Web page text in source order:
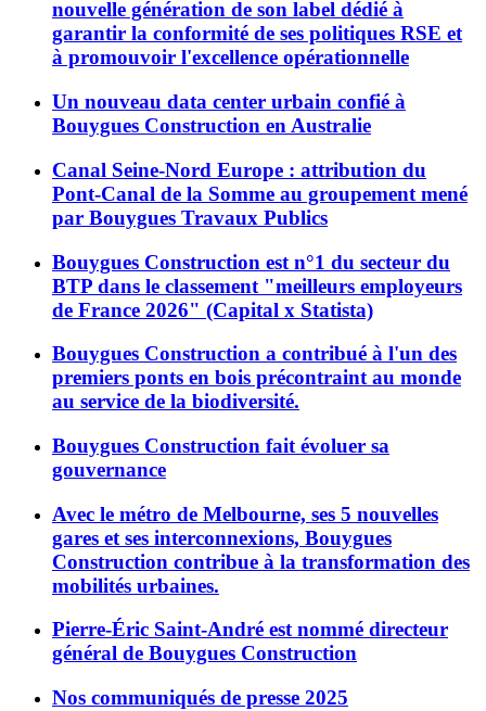
nouvelle génération de son label dédié à
garantir la conformité de ses politiques RSE et
à promouvoir l'excellence opérationnelle
Un nouveau data center urbain confié à
Bouygues Construction en Australie
Canal Seine-Nord Europe : attribution du
Pont-Canal de la Somme au groupement mené
par Bouygues Travaux Publics
Bouygues Construction est n°1 du secteur du
BTP dans le classement "meilleurs employeurs
de France 2026" (Capital x Statista)
Bouygues Construction a contribué à l'un des
premiers ponts en bois précontraint au monde
au service de la biodiversité.
Bouygues Construction fait évoluer sa
gouvernance
Avec le métro de Melbourne, ses 5 nouvelles
gares et ses interconnexions, Bouygues
Construction contribue à la transformation des
mobilités urbaines.
Pierre-Éric Saint-André est nommé directeur
général de Bouygues Construction
Nos communiqués de presse 2025